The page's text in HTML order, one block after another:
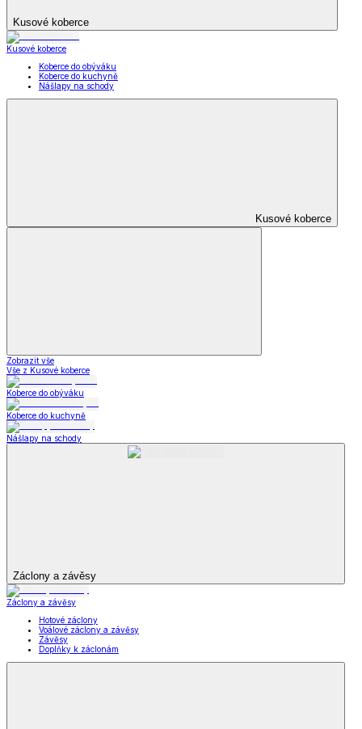
Kusové koberce
Kusové koberce
Koberce do obýváku
Koberce do kuchyně
Nášlapy na schody
Kusové koberce
Zobrazit vše
Vše z Kusové koberce
Koberce do obýváku
Koberce do kuchyně
Nášlapy na schody
Záclony a závěsy
Záclony a závěsy
Hotové záclony
Voálové záclony a závěsy
Závěsy
Doplňky k záclonám